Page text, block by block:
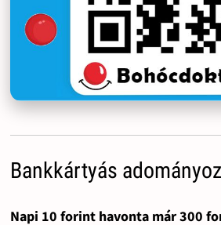
Bankkártyás
Napi 10 forint havonta már 300